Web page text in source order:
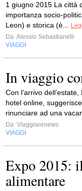
1 giugno 2015 La città
importanza socio-
Leon) e storica (è...
Da Alessio Sebastianelli
VIAGGI
In viaggio
Con l’arrivo
hotel online,
rinunciare ad una
Da Viaggiarenews
VIAGGI
Expo 2015:
alimentare